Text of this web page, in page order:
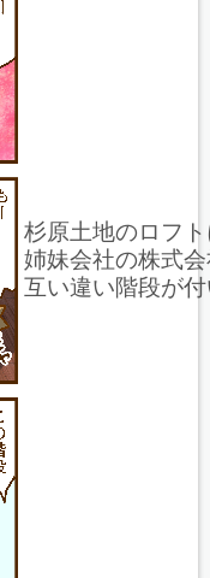
杉原土地のロフ
姉妹会社の株式
互い違い階段が